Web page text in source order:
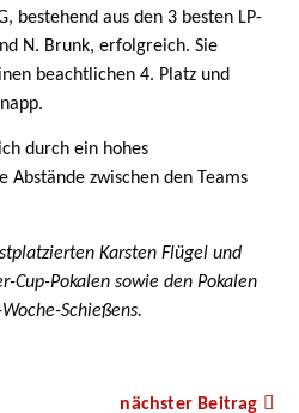
bestehend aus den 3 besten LP-
N. Brunk, erfolgreich. Sie
beachtlichen 4. Platz und
durch ein hohes
Abstände zwischen den Teams
Karsten Flügel und
Pokalen sowie den Pokalen
Schießens.
nächster Beitrag